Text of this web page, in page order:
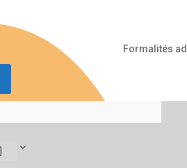
Formalités